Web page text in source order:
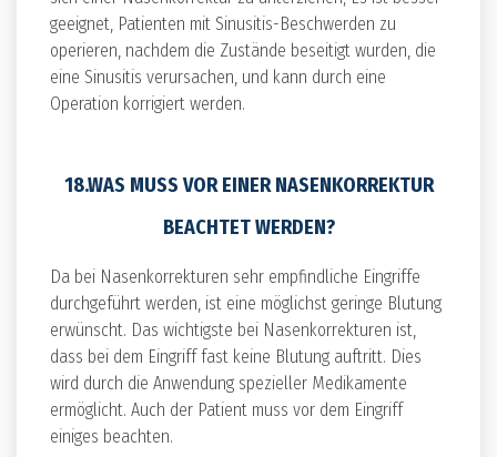
geeignet, Patienten mit Sinusitis-Beschwerden zu
operieren, nachdem die Zustände beseitigt wurden, die
eine Sinusitis verursachen, und kann durch eine
Operation korrigiert werden.
18.WAS MUSS VOR EINER NASENKORREKTUR
BEACHTET WERDEN?
Da bei Nasenkorrekturen sehr empfindliche Eingriffe
durchgeführt werden, ist eine möglichst geringe Blutung
erwünscht. Das wichtigste bei Nasenkorrekturen ist,
dass bei dem Eingriff fast keine Blutung auftritt. Dies
wird durch die Anwendung spezieller Medikamente
ermöglicht. Auch der Patient muss vor dem Eingriff
einiges beachten.